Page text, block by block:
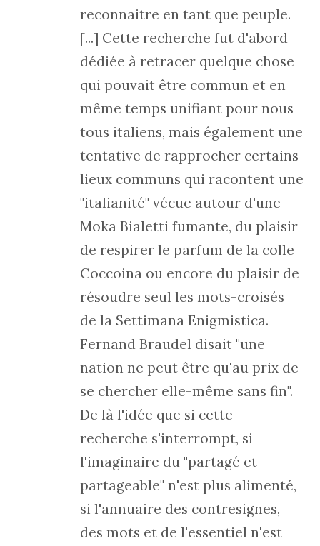
reconnaitre en tant que peuple.
[...] Cette recherche fut d'abord
dédiée à retracer quelque chose
qui pouvait être commun et en
même temps unifiant pour nous
tous italiens, mais également une
tentative de rapprocher certains
lieux communs qui racontent une
"italianité" vécue autour d'une
Moka Bialetti fumante, du plaisir
de respirer le parfum de la colle
Coccoina ou encore du plaisir de
résoudre seul les mots-croisés
de la Settimana Enigmistica.
Fernand Braudel disait "une
nation ne peut être qu'au prix de
se chercher elle-même sans fin".
De là l'idée que si cette
recherche s'interrompt, si
l'imaginaire du "partagé et
partageable" n'est plus alimenté,
si l'annuaire des contresignes,
des mots et de l'essentiel n'est